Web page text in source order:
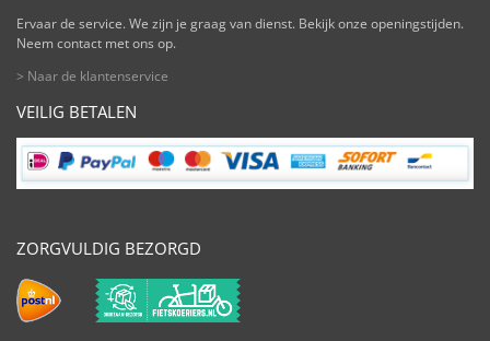
Ervaar de service. We zijn je graag van dienst. Bekijk onze openingstijden.
Neem contact met ons op.
> Naar de klantenservice
VEILIG BETALEN
ZORGVULDIG BEZORGD